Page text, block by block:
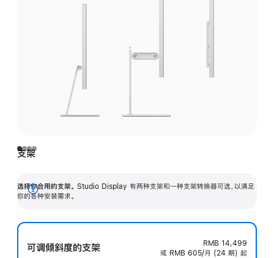
支架
选择你合用的支架。 Studio Display 有两种支架和一种支架转换器可选，以满足
你的各种安装需求。
展
可调倾斜度的支架
RMB 14,499
或 RMB 605/月 (24 期) 起